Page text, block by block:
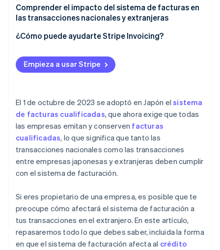
importación
real difieren
¿La empresa extranjera está registrada en el
Comprender el impacto del sistema de facturas en
las transacciones nacionales y extranjeras
¿Cómo puede ayudarte Stripe Invoicing?
Empieza a usar Stripe
El 1 de octubre de 2023 se adoptó en Japón elsistema
de facturas cualificadas, que ahora exige que todas
las empresas emitan y conserven facturas
cualificadas, lo que significa que tanto las
transacciones nacionales como las transacciones
entre empresas japonesas y extranjeras deben cumplir
con el sistema de facturación.
Si eres propietario de una empresa, es posible que te
preocupe cómo afectará el sistema de facturación a
tus transacciones en el extranjero. En este artículo,
repasaremos todo lo que debes saber, incluida la forma
en que el sistema de facturación afecta al crédito